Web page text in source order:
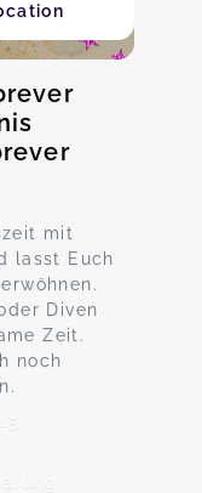
mit
lasst Euch
Diven
Zeit.
noch